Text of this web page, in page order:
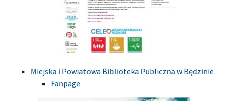
Miejska i Powiatowa Biblioteka Publiczna w Będzinie
Fanpage